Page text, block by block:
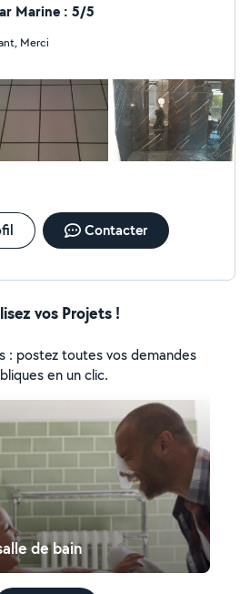
Marine : 5/5
Merci
Contacter
vos Projets !
: postez toutes vos demandes
en un clic.
de bain